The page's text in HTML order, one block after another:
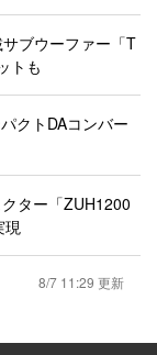
ブウーファー「T
トも
クトDAコンバー
ター「ZUH1200
現
8/7 11:29 更新